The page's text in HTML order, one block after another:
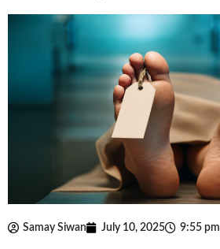
Samay Siwan July 10, 2025 9:55 pm